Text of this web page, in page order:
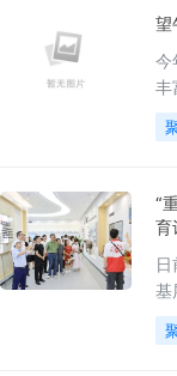
整
识
润
前
望
今
丰
本
绚
内
知
“
育
基
学
协